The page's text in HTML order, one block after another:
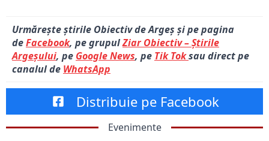
Urmărește știrile Obiectiv de Argeș și pe pagina
deFacebook, pe grupulZiar Obiectiv – Știrile
Argeșului, pe Google News, pe Tik Toksau direct pe
canalul de WhatsApp
Distribuie pe Facebook
Evenimente